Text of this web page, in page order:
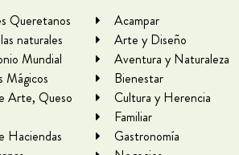
Queretanos
naturales
Mundial
Mágicos
Arte, Queso
Haciendas
Acampar
Arte y Diseño
Aventura y Naturaleza
Bienestar
Cultura y Herencia
Familiar
Gastronomía